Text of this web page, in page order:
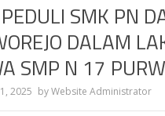
SMK PN
DALAM
SMP N 17
2025 byWebsite Administrator